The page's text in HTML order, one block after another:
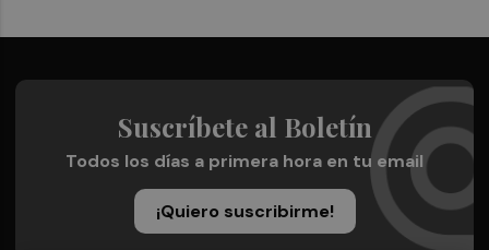
Suscríbete al Boletín
Todos los días a primera hora en tu email
¡Quiero suscribirme!